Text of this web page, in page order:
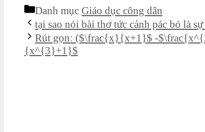
Danh mục Giáo dục công dân
tại sao nói bài thơ tức cảnh pác bó là
Rút gọn: ($\frac{x}{x+1}$ -
{x^{3}+1}$